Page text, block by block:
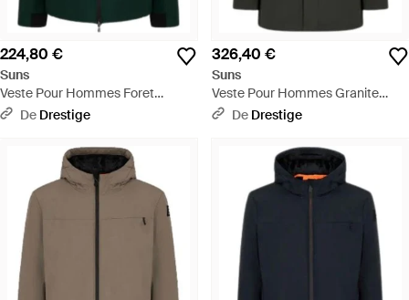
224,80 €
Suns
Veste Pour Hommes Foret
D'Aurelio Velour - Vert
De Drestige
326,40 €
Suns
Veste Pour Hommes Granite
Militaire En Fourrure - Noir
De Drestige